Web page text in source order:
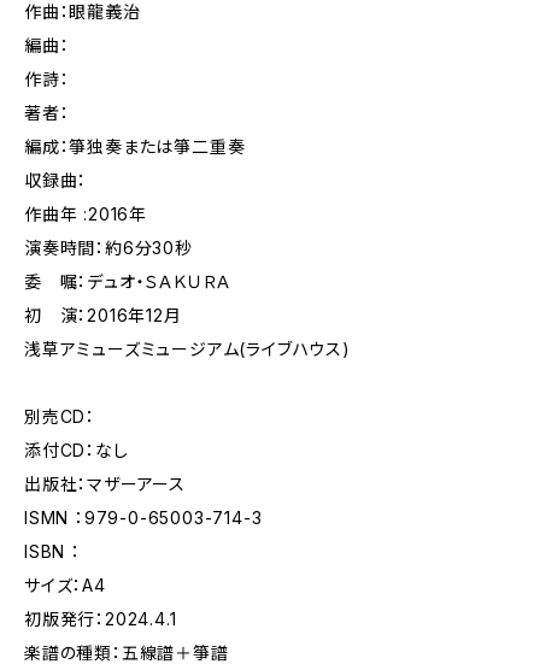
作曲：眼龍義治
編曲：
作詩：
著者：
編成：箏独奏または箏二重奏
収録曲：
作曲年 :2016年
演奏時間：約6分30秒
委 嘱：デュオ・ＳＡＫＵＲＡ
初 演：2016年12月
浅草アミューズミュージアム(ライブハウス)
別売CD：
添付CD：なし
出版社：マザーアース
ISMN ：979-0-65003-714-3
ISBN ：
サイズ：A4
初版発行：2024.4.1
楽譜の種類：五線譜＋箏譜